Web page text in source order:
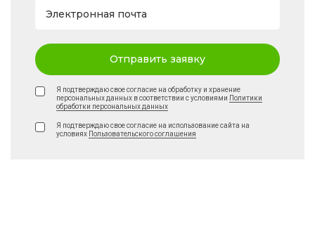
Электронная почта
Отправить заявку
Я подтверждаю свое согласие на обработку и хранение
персональных данных в соответствии с условиями Политики
обработки персональных данных
Я подтверждаю свое согласие на использование сайта на
условиях Пользовательского соглашения